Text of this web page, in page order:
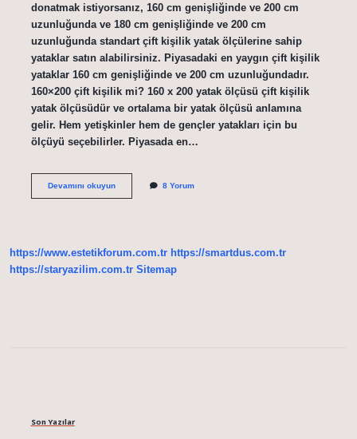
donatmak istiyorsanız, 160 cm genişliğinde ve 200 cm
uzunluğunda ve 180 cm genişliğinde ve 200 cm
uzunluğunda standart çift kişilik yatak ölçülerine sahip
yataklar satın alabilirsiniz. Piyasadaki en yaygın çift kişilik
yataklar 160 cm genişliğinde ve 200 cm uzunluğundadır.
160×200 çift kişilik mi? 160 x 200 yatak ölçüsü çift kişilik
yatak ölçüsüdür ve ortalama bir yatak ölçüsü anlamına
gelir. Hem yetişkinler hem de gençler yatakları için bu
ölçüyü seçebilirler. Piyasada en…
Devamını okuyun180X200
8 Yorum
https://www.estetikforum.com.tr https://smartdus.com.tr
https://staryazilim.com.tr Sitemap
Son Yazılar